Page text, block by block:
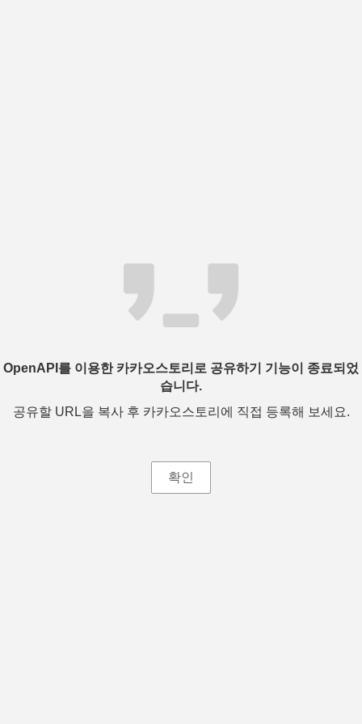
OpenAPI를 이용한 카카오스토리로 공유하기 기능이 종료되었
습니다.
공유할 URL을 복사 후 카카오스토리에 직접 등록해 보세요.
확인